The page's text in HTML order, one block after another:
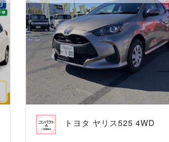
トヨタ ヤリス525 4WD